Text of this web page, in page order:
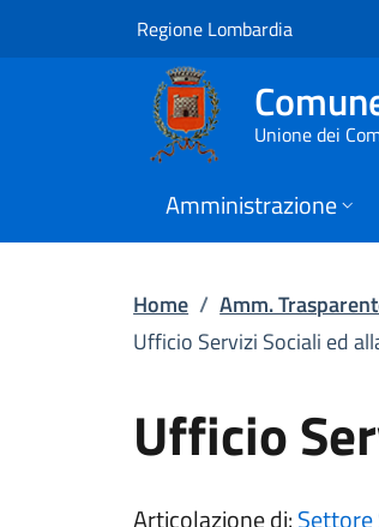
Vai al contenuto principale
UfficioRegione Lombardia
Unione dei
Amministrazione
Home / Amm.
Ufficio Servizi Sociali ed
Ufficio